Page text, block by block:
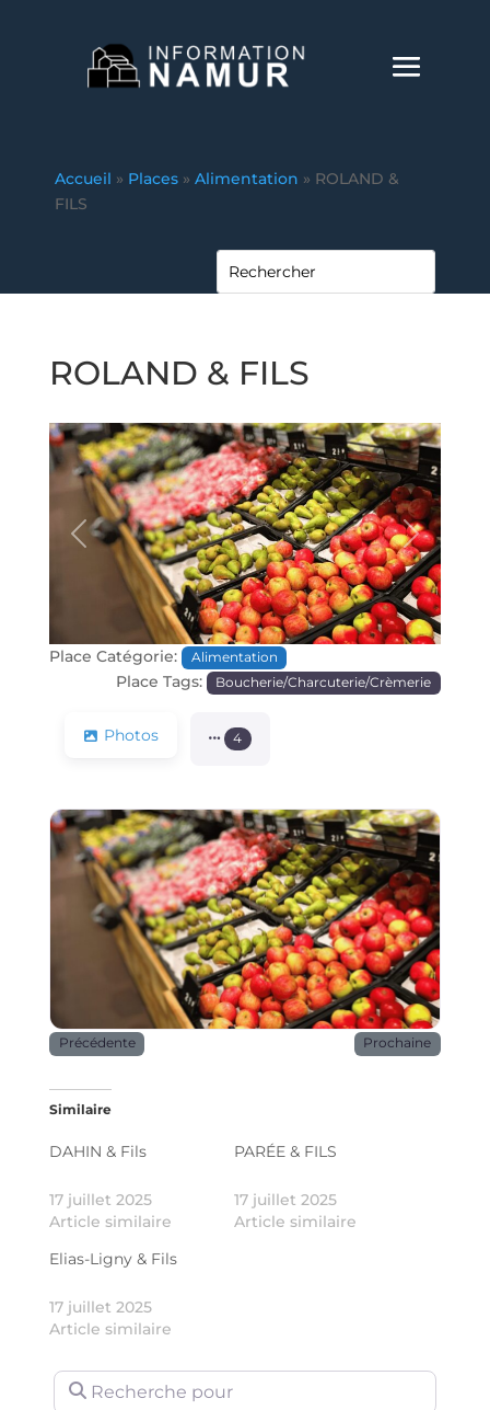
Accueil » Places » Alimentation » ROLAND &
FILS
ROLAND & FILS
Précédente Prochaine
Place Catégorie: Alimentation
Place Tags: Boucherie/Charcuterie/Crèmerie
Photos 4
Précédente Prochaine
Similaire
DAHIN & Fils
17 juillet 2025
Article similaire
PARÉE & FILS
17 juillet 2025
Article similaire
Elias-Ligny & Fils
17 juillet 2025
Article similaire
Recherche pour